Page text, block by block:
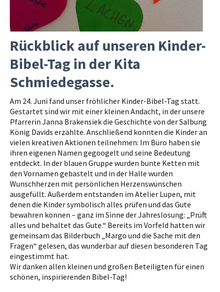
Rückblick auf unseren Kinder-
Bibel-Tag in der Kita
Schmiedegasse.
Am 24. Juni fand unser fröhlicher Kinder-Bibel-Tag statt.
Gestartet sind wir mit einer kleinen Andacht, in der unsere
Pfarrerin Janna Brakensiek die Geschichte von der Salbung
König Davids erzählte. Anschließend konnten die Kinder an
vielen kreativen Aktionen teilnehmen: Im Büro haben sie
ihren eigenen Namen gegoogelt und seine Bedeutung
entdeckt. In der blauen Gruppe wurden bunte Ketten mit
den Vornamen gebastelt und in der Halle wurden
Wunschherzen mit persönlichen Herzenswünschen
ausgefüllt. Außerdem entstanden im Atelier Lupen, mit
denen die Kinder symbolisch alles prüfen und das Gute
bewahren können – ganz im Sinne der Jahreslosung: „Prüft
alles und behaltet das Gute.“ Bereits im Vorfeld hatten wir
gemeinsam das Bilderbuch „Margo und die Sache mit den
Fragen“ gelesen, das wunderbar auf diesen besonderen Tag
eingestimmt hat.
Wir danken allen kleinen und großen Beteiligten für einen
schönen, inspirierenden Bibel-Tag!